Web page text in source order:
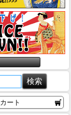
カート